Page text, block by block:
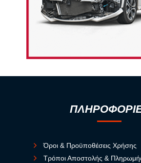
Όροι & Προϋποθέσεις Χρήσης
Τρόποι Αποστολής &